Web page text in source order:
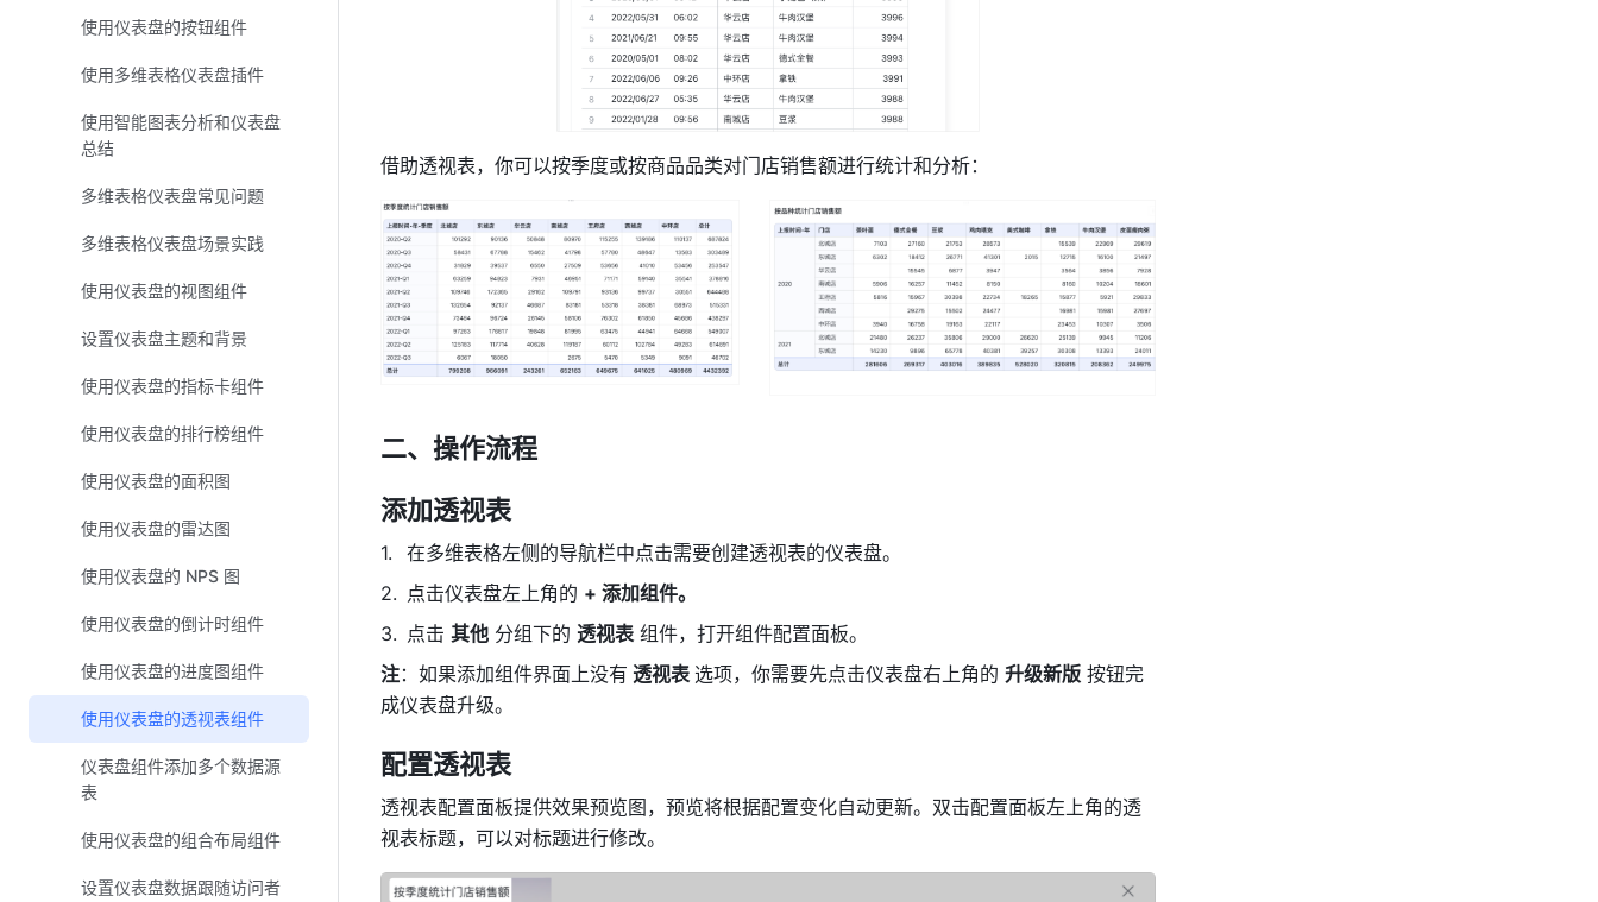
使用仪表盘的按钮组件
使用多维表格仪表盘插件
使用智能图表分析和仪表盘
总结
多维表格仪表盘常见问题
多维表格仪表盘场景实践
使用仪表盘的视图组件
设置仪表盘主题和背景
使用仪表盘的指标卡组件
使用仪表盘的排行榜组件
使用仪表盘的面积图
使用仪表盘的雷达图
使用仪表盘的 NPS 图
使用仪表盘的倒计时组件
使用仪表盘的进度图组件
使用仪表盘的透视表组件
仪表盘组件添加多个数据源
表
使用仪表盘的组合布局组件
设置仪表盘数据跟随访问者
借助透视表，你可以按季度或按商品品类对门店销售额进行统计和分析：
二、操作流程
添加透视表
在多维表格左侧的导航栏中点击需要创建透视表的仪表盘。
点击仪表盘左上角的 + 添加组件。
点击 其他 分组下的 透视表 组件，打开组件配置面板。
注：如果添加组件界面上没有 透视表 选项，你需要先点击仪表盘右上角的 升级新版 按钮完
成仪表盘升级。
配置透视表
透视表配置面板提供效果预览图，预览将根据配置变化自动更新。双击配置面板左上角的透
视表标题，可以对标题进行修改。